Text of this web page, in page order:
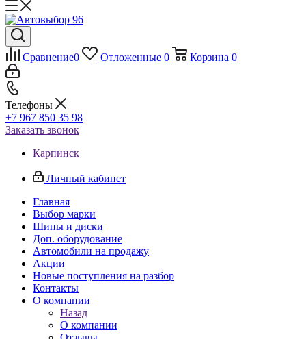
Сравнение0 Отложенные 0 Корзина 0
Телефоны
+7 967 850 35 98
Заказать звонок
Карпинск
Личный кабинет
Главная
Выбор марки
Шины и диски
Доп. оборудование
Автомобили на продажу
Акции
Новые поступления на разбор
Контакты
О компании
Назад
О компании